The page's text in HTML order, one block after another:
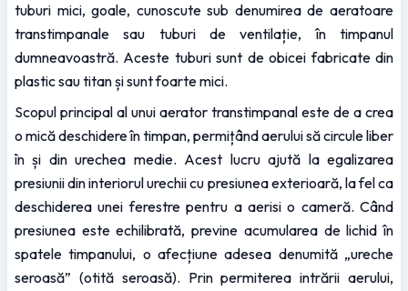
tuburi mici, goale, cunoscute sub denumirea de aeratoare
transtimpanale sau tuburi de ventilație, în timpanul
dumneavoastră. Aceste tuburi sunt de obicei fabricate din
plastic sau titan și sunt foarte mici.
Scopul principal al unui aerator transtimpanal este de a crea
o mică deschidere în timpan, permițând aerului să circule liber
în și din urechea medie. Acest lucru ajută la egalizarea
presiunii din interiorul urechii cu presiunea exterioară, la fel ca
deschiderea unei ferestre pentru a aerisi o cameră. Când
presiunea este echilibrată, previne acumularea de lichid în
spatele timpanului, o afecțiune adesea denumită „ureche
seroasă” (otită seroasă). Prin permiterea intrării aerului,